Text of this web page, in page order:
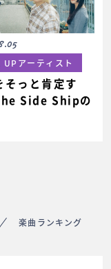
アーティスト
そっと肯定す
Side Shipの
楽曲ランキング